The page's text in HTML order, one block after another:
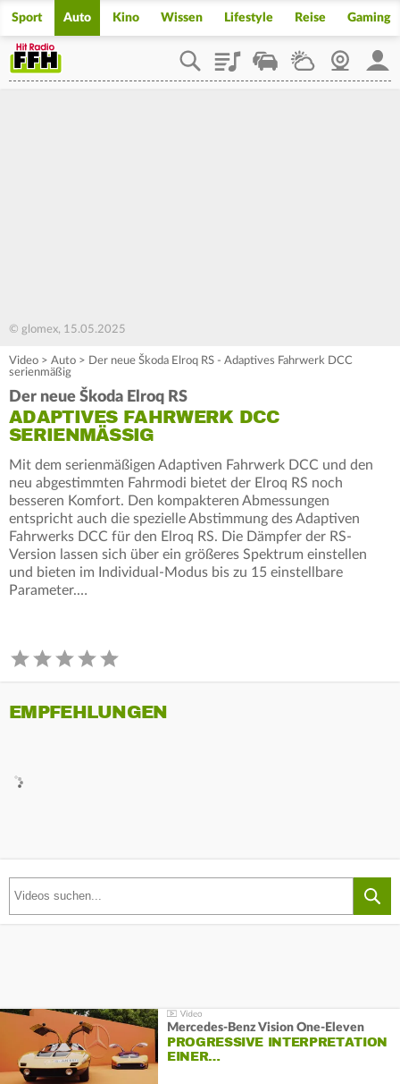
Sport Auto Kino Wissen Lifestyle Reise Gaming
PlaylistStaupilotWetterWebcam
© glomex, 15.05.2025
Video > Auto > Der neue Škoda Elroq RS - Adaptives Fahrwerk DCC
serienmäßig
Der neue Škoda Elroq RS
ADAPTIVES FAHRWERK DCC
SERIENMÄSSIG
Mit dem serienmäßigen Adaptiven Fahrwerk DCC und den
neu abgestimmten Fahrmodi bietet der Elroq RS noch
besseren Komfort. Den kompakteren Abmessungen
entspricht auch die spezielle Abstimmung des Adaptiven
Fahrwerks DCC für den Elroq RS. Die Dämpfer der RS-
Version lassen sich über ein größeres Spektrum einstellen
und bieten im Individual-Modus bis zu 15 einstellbare
Parameter.…
EMPFEHLUNGEN
Mercedes-Benz Vision One-Eleven
PROGRESSIVE INTERPRETATION
EINER…